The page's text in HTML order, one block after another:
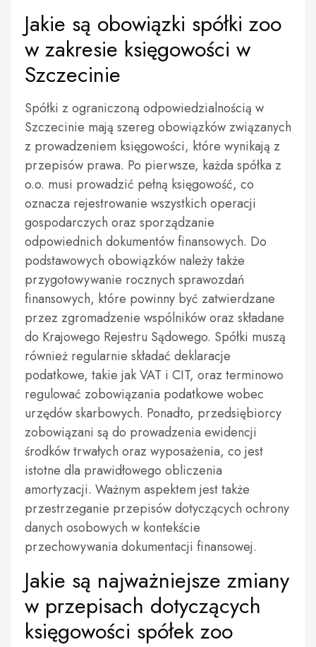
Jakie są obowiązki spółki zoo
w zakresie księgowości w
Szczecinie
Spółki z ograniczoną odpowiedzialnością w
Szczecinie mają szereg obowiązków związanych
z prowadzeniem księgowości, które wynikają z
przepisów prawa. Po pierwsze, każda spółka z
o.o. musi prowadzić pełną księgowość, co
oznacza rejestrowanie wszystkich operacji
gospodarczych oraz sporządzanie
odpowiednich dokumentów finansowych. Do
podstawowych obowiązków należy także
przygotowywanie rocznych sprawozdań
finansowych, które powinny być zatwierdzane
przez zgromadzenie wspólników oraz składane
do Krajowego Rejestru Sądowego. Spółki muszą
również regularnie składać deklaracje
podatkowe, takie jak VAT i CIT, oraz terminowo
regulować zobowiązania podatkowe wobec
urzędów skarbowych. Ponadto, przedsiębiorcy
zobowiązani są do prowadzenia ewidencji
środków trwałych oraz wyposażenia, co jest
istotne dla prawidłowego obliczenia
amortyzacji. Ważnym aspektem jest także
przestrzeganie przepisów dotyczących ochrony
danych osobowych w kontekście
przechowywania dokumentacji finansowej.
Jakie są najważniejsze zmiany
w przepisach dotyczących
księgowości spółek zoo